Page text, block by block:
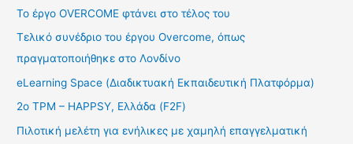
η
γ
ι
Το έργο ΟVERCOME φτάνει στο τέλος του
Τελικό συνέδριο του έργου Overcome, όπως
πραγματοποιήθηκε στο Λονδίνο
eLearning Space (Διαδικτυακή Εκπαιδευτική Πλατφόρμα)
2ο TPM – HAPPSY, Ελλάδα (F2F)
Πιλοτική μελέτη για ενήλικες με χαμηλή επαγγελματική